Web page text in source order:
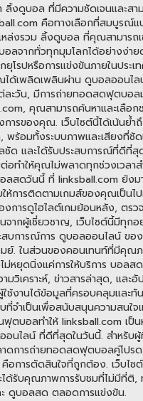
งดูบอล ที่มีความชัดเจนและสา
คือทางเลือกที่สมบูรณ์แ
ล่งรวม ลิ้งดูบอล ที่คุณสามารถเ
ลจากทั่วทุกมุมโลกได้อย่างง่าย
ยุโรปหรือการแข่งขันภายในประเ
ได้เพลิดเพลินผ่าน ดูบอลออนไ
ละวัน, มีการถ่ายทอดสดฟุตบอล
คุณสามารถค้นหาและเลือ
ารของคุณ. เว็บไซต์นี้ได้เน้นย้
ร้อมทั้งระบบภาพและเสียงที่ชัด
ด และได้รับประสบการณ์ที่ดีที่สุ
ต่อทำให้คุณไม่พลาดทุกช่วงเวล
ลสดวันนี้ ที่ linksball.com ยัง
การติดตามเกมส์ของคุณเป็นไ
การดูไฮไลต์เกมย้อนหลัง, ตร
จากผู้เชี่ยวชาญ, เว็บไซต์นี้มีทุก
สบการณ์การ ดูบอลออนไลน์ ขอ
ย์. ในส่วนของคอนเทนท์ที่มีคุณ
หยุดนิ่งแค่การให้บริการ บอลสด
มวิเคราะห์, ข่าวสารล่าสุด, และ
ใช้งานได้ข้อมูลที่ครอบคลุมและทั
จำเป็นเพื่อสนับสนุนความสนใจ
ตบอลทำให้ linksball.com เป็น
นไลน์ ที่ดีที่สุดในวันนี้. สำหรับผู้
าดการถ่ายทอดสดฟุตบอลคู่โปรด,
อการตัดสินใจที่ถูกต้อง. เว็บไซ
ได้รับคุณภาพการรับชมที่ไม่มีที่ติ
ดูบอลสด ตลอดการแข่งขัน.